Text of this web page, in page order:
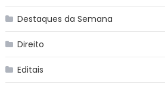
Destaques da Semana
Direito
Editais